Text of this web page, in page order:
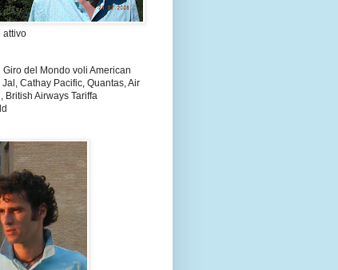
attivo
Giro del Mondo voli American
Cathay Pacific, Quantas, Air
British Airways Tariffa